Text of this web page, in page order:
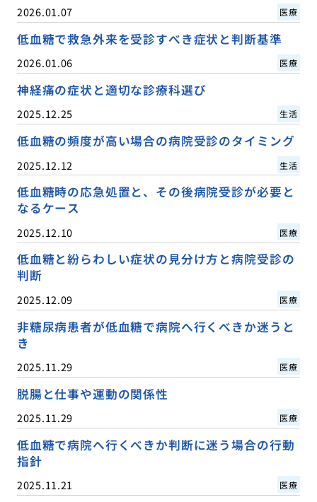
2026.01.07 医療
低血糖で救急外来を受診すべき症状と判断基準
2026.01.06 医療
神経痛の症状と適切な診療科選び
2025.12.25 生活
低血糖の頻度が高い場合の病院受診のタイミング
2025.12.12 生活
低血糖時の応急処置と、その後病院受診が必要と
なるケース
2025.12.10 医療
低血糖と紛らわしい症状の見分け方と病院受診の
判断
2025.12.09 医療
非糖尿病患者が低血糖で病院へ行くべきか迷うと
き
2025.11.29 医療
脱腸と仕事や運動の関係性
2025.11.29 医療
低血糖で病院へ行くべきか判断に迷う場合の行動
指針
2025.11.21 医療